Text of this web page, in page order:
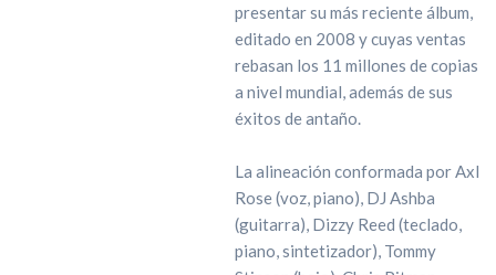
presentar su más reciente álbum,
editado en 2008 y cuyas ventas
rebasan los 11 millones de copias
a nivel mundial, además de sus
éxitos de antaño.
La alineación conformada por Axl
Rose (voz, piano), DJ Ashba
(guitarra), Dizzy Reed (teclado,
piano, sintetizador), Tommy